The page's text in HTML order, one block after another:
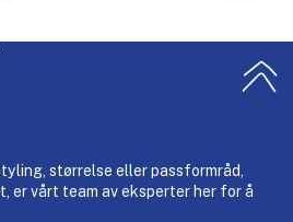
størrelse eller passformråd,
er vårt team av eksperter her for å